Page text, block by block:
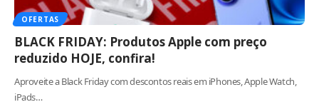
OFERTAS
BLACK FRIDAY: Produtos Apple com preço
reduzido HOJE, confira!
Aproveite a Black Friday com descontos reais em iPhones, Apple Watch,
iPads…